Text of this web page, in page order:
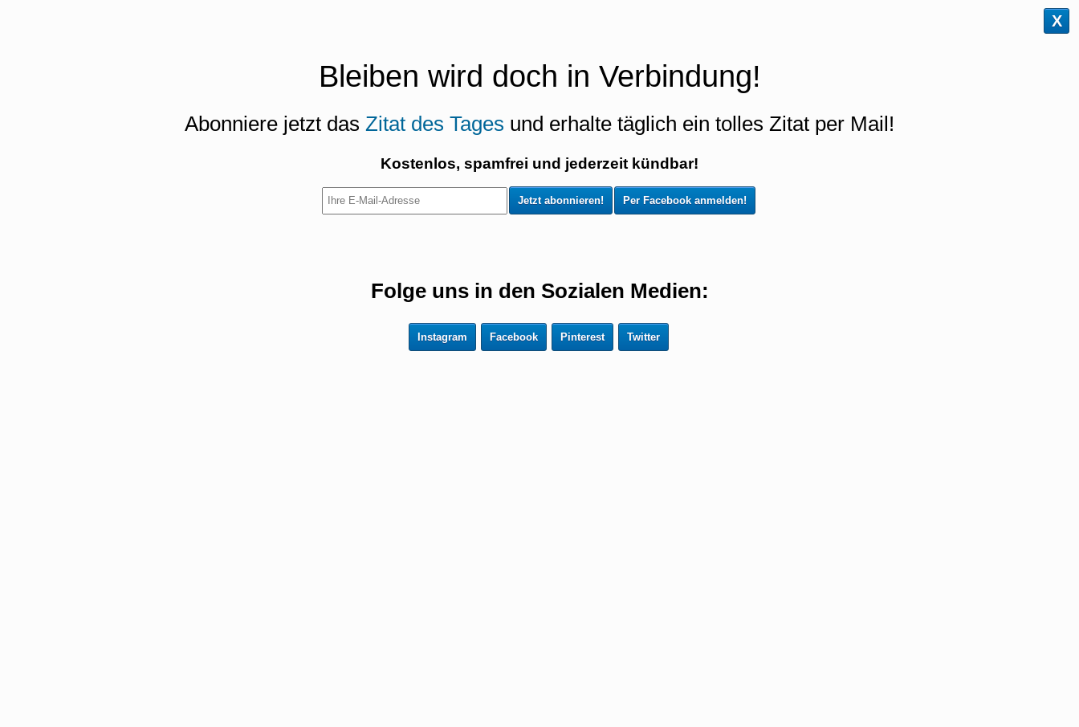
Bleiben wird doch in Verbindung!
Abonniere jetzt das Zitat des Tages und erhalte täglich ein tolles Zitat per Mail!
Kostenlos, spamfrei und jederzeit kündbar!
Per Facebook anmelden!
Folge uns in den Sozialen Medien:
Instagram Facebook Pinterest Twitter
X